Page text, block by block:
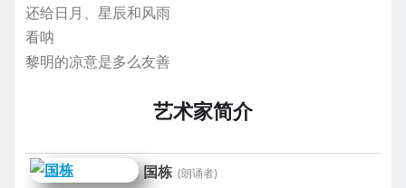
还给日月、星辰和风雨
看呐
黎明的凉意是多么友善
艺术家简介
国栋 (朗诵者)